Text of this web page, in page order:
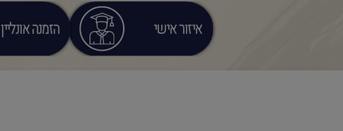
איזור אישי הזמנה אונליין